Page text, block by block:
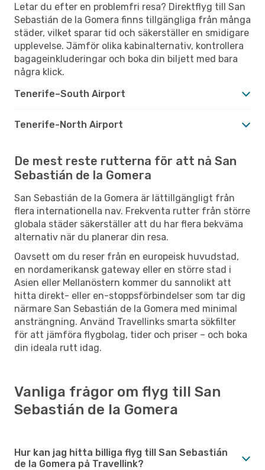
Letar du efter en problemfri resa? Direktflyg till San
Sebastián de la Gomera finns tillgängliga från många
städer, vilket sparar tid och säkerställer en smidigare
upplevelse. Jämför olika kabinalternativ, kontrollera
bagageinkluderingar och boka din biljett med bara
några klick.
Tenerife–South Airport
Tenerife-North Airport
De mest reste rutterna för att nå San
Sebastián de la Gomera
San Sebastián de la Gomera är lättillgängligt från
flera internationella nav. Frekventa rutter från större
globala städer säkerställer att du har flera bekväma
alternativ när du planerar din resa.
Oavsett om du reser från en europeisk huvudstad,
en nordamerikansk gateway eller en större stad i
Asien eller Mellanöstern kommer du sannolikt att
hitta direkt- eller en-stoppsförbindelser som tar dig
närmare San Sebastián de la Gomera med minimal
ansträngning. Använd Travellinks smarta sökfilter
för att jämföra flygbolag, tider och priser – och boka
din ideala rutt idag.
Vanliga frågor om flyg till San
Sebastián de la Gomera
Hur kan jag hitta billiga flyg till San Sebastián
de la Gomera på Travellink?